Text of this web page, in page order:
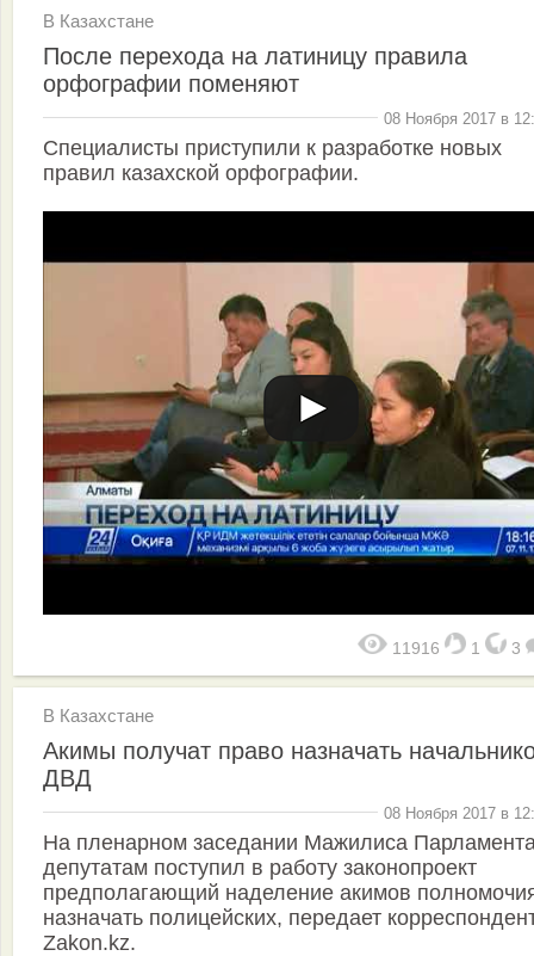
В Казахстане
После перехода на латиницу правила
орфографии поменяют
08 Ноября 2017 в
Специалисты приступили к разработке новых
правил казахской орфографии.
11916 1 3
В Казахстане
Акимы получат право назначать
ДВД
08 Ноября 2017 в
На пленарном заседании Мажилиса
депутатам поступил в работу законопроект
предполагающий наделение акимов
назначать полицейских, передает
Zakon.kz.